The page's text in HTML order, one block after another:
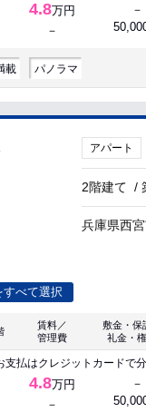
4.8万円
－
－
載 パノラマ
アパート
2階建て /
兵庫県西
すべて選択
賃料／
管理費
敷金・保
礼金・
支払はクレジットカードで
4.8万円
－
－